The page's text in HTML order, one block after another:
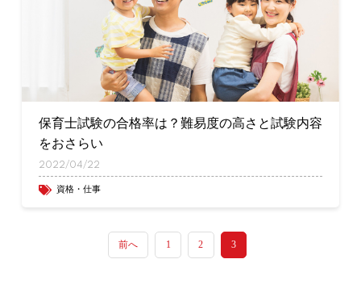
保育士試験の合格率は？難易度の高さと試験内容
をおさらい
2022/04/22
資格・仕事
前へ 1 2 3